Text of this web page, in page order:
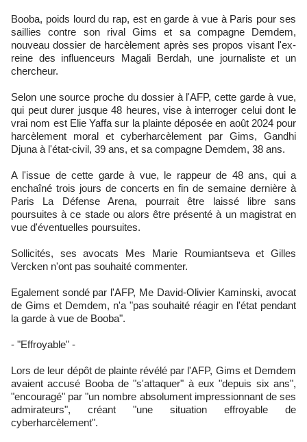
Booba, poids lourd du rap, est en garde à vue à Paris pour ses
saillies contre son rival Gims et sa compagne Demdem,
nouveau dossier de harcèlement après ses propos visant l'ex-
reine des influenceurs Magali Berdah, une journaliste et un
chercheur.
Selon une source proche du dossier à l'AFP, cette garde à vue,
qui peut durer jusque 48 heures, vise à interroger celui dont le
vrai nom est Elie Yaffa sur la plainte déposée en août 2024 pour
harcèlement moral et cyberharcèlement par Gims, Gandhi
Djuna à l'état-civil, 39 ans, et sa compagne Demdem, 38 ans.
A l'issue de cette garde à vue, le rappeur de 48 ans, qui a
enchaîné trois jours de concerts en fin de semaine dernière à
Paris La Défense Arena, pourrait être laissé libre sans
poursuites à ce stade ou alors être présenté à un magistrat en
vue d'éventuelles poursuites.
Sollicités, ses avocats Mes Marie Roumiantseva et Gilles
Vercken n'ont pas souhaité commenter.
Egalement sondé par l'AFP, Me David-Olivier Kaminski, avocat
de Gims et Demdem, n'a "pas souhaité réagir en l'état pendant
la garde à vue de Booba".
- "Effroyable" -
Lors de leur dépôt de plainte révélé par l'AFP, Gims et Demdem
avaient accusé Booba de "s'attaquer" à eux "depuis six ans",
"encouragé" par "un nombre absolument impressionnant de ses
admirateurs", créant "une situation effroyable de
cyberharcèlement".